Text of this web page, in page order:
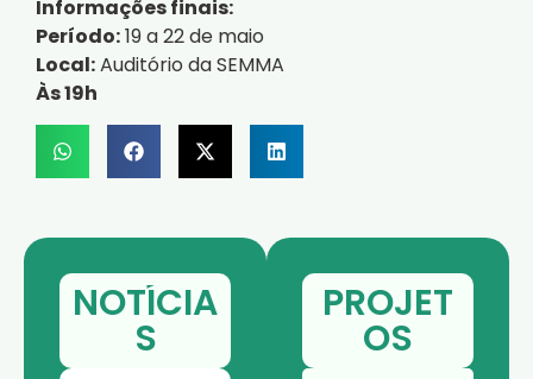
Informações finais:
Período:19 a 22 de maio
Local:Auditório da SEMMA
Às 19h
NOTÍCIA
S
PROJET
OS